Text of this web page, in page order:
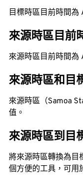
目標時區目前時間
來源時區目前
來源時區目前時間為
來源時區和目
來源時區（Samoa
值。
來源時區到目
將來源時區轉換為目
個方便的工具，可用